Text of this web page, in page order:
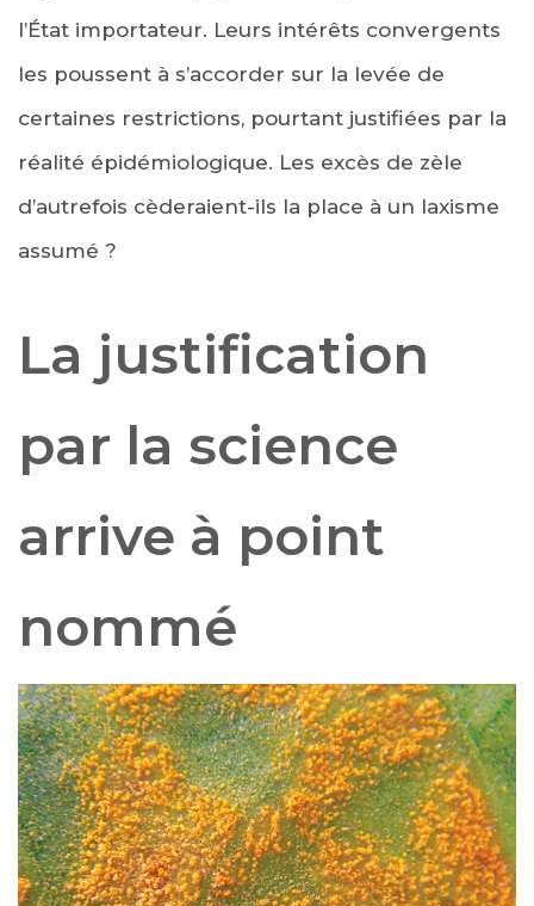
l’État importateur. Leurs intérêts convergents
les poussent à s’accorder sur la levée de
certaines restrictions, pourtant justifiées par la
réalité épidémiologique. Les excès de zèle
d’autrefois cèderaient-ils la place à un laxisme
assumé ?
La justification
par la science
arrive à point
nommé